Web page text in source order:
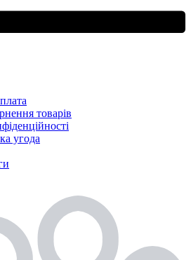
товарів
угода